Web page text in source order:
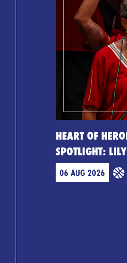
HEART OF
SPOTLIGHT:
06 AUG 2026